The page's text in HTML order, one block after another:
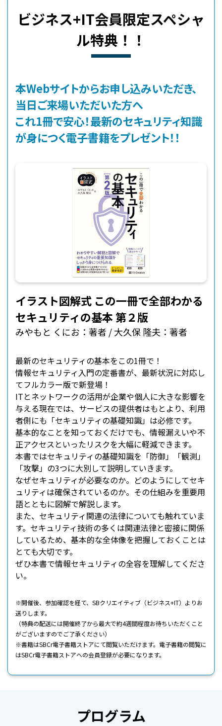
ビジネス+IT会員限定スペシャ
ル特典！！
本Webサイトからお申し込みいただき、
当日ご来場いただいた方へ
これ1冊で安心！最新のセキュリティ知識
が身につく電子書籍をプレゼント！！
イラスト図解式 この一冊で全部わかる
セキュリティの基本 第２版
みやもと くにお：著者 / 大久保 隆夫：著者
最新のセキュリティの基本をこの1冊で！
情報セキュリティ入門の定番書が、最新状況に対応し
てフルカラー版で新登場！
ITとネットワークの活用が企業や個人に大きな影響を
与える現在では、サービスの提供者はもとより、利用
者側にも「セキュリティの基礎知識」は必修です。
基本的なことを知っておくだけでも、情報漏えいや不
正アクセスといったリスクを大幅に軽減できます。
本書ではセキュリティの基礎知識を「防御」「観測」
「攻撃」の3つに大別して説明していきます。
なぜセキュリティが必要なのか。どのようにしてセキ
ュリティは確保されているのか。その仕組みを重要用
語とともに図解で解説します。
また、セキュリティ関連の法律についても触れていま
す。セキュリティ技術の多くは関連法律と密接に関係
しているため、基本的な全体像を把握しておくことは
とても大切です。
ぜひ本書で情報セキュリティの全容を理解してくださ
い。
※開催後、参加確認を経て、SBクリエイティブ（ビジネス+IT）よりお
送りします。
（特典の配送には開催終了から最大で約4週間程度お待ちいただくこと
がございますのでご了承ください）
※書籍はSBCr電子書籍ストアにて閲覧いただけます。電子書籍の閲覧に
はSBCr電子書籍ストアへの会員登録が必要になります。
プログラム